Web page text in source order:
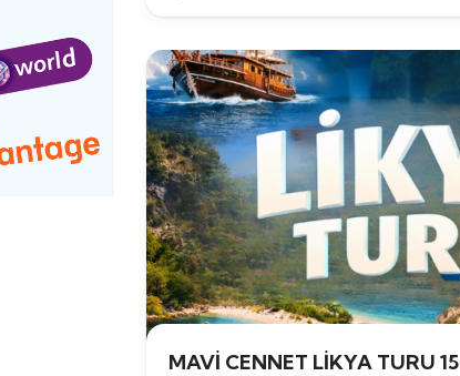
MAVİ CENNET LİKYA TURU